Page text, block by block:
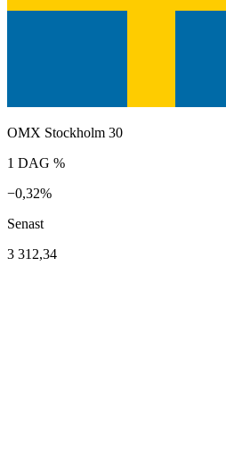
OMX Stockholm 30
1 DAG %
−0,32%
Senast
3 312,34